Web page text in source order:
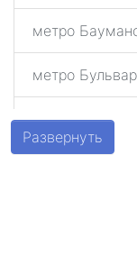
метро
метро
метро Беговая
Развернуть